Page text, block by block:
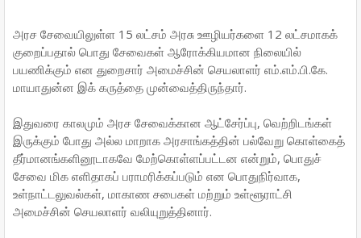
அரச சேவையிலுள்ள 15 லட்சம் அரசு ஊழியர்களை 12 லட்சமாகக்
குறைப்பதால் பொது சேவைகள் ஆரோக்கியமான நிலையில்
பயணிக்கும் என துறைசார் அமைச்சின் செயலாளர் எம்.எம்.பி.கே.
மாயாதுன்ன இக் கருத்தை முன்வைத்திருந்தார்.
இதுவரை காலமும் அரச சேவைக்கான ஆட்சேர்ப்பு, வெற்றிடங்கள்
இருக்கும் போது அல்ல மாறாக அரசாங்கத்தின் பல்வேறு கொள்கைத்
தீர்மானங்களினூடாகவே மேற்கொள்ளப்பட்டன என்றும், பொதுச்
சேவை மிக எளிதாகப் பராமரிக்கப்படும் என பொதுநிர்வாக,
உள்நாட்டலுவல்கள், மாகாண சபைகள் மற்றும் உள்ளூராட்சி
அமைச்சின் செயலாளர் வலியுறுத்தினார்.